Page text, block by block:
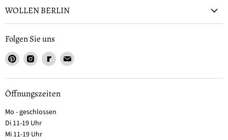
WOLLEN BERLIN
Folgen Sie uns
Öffnungszeiten
Mo - geschlossen
Di 11-19 Uhr
Mi 11-19 Uhr